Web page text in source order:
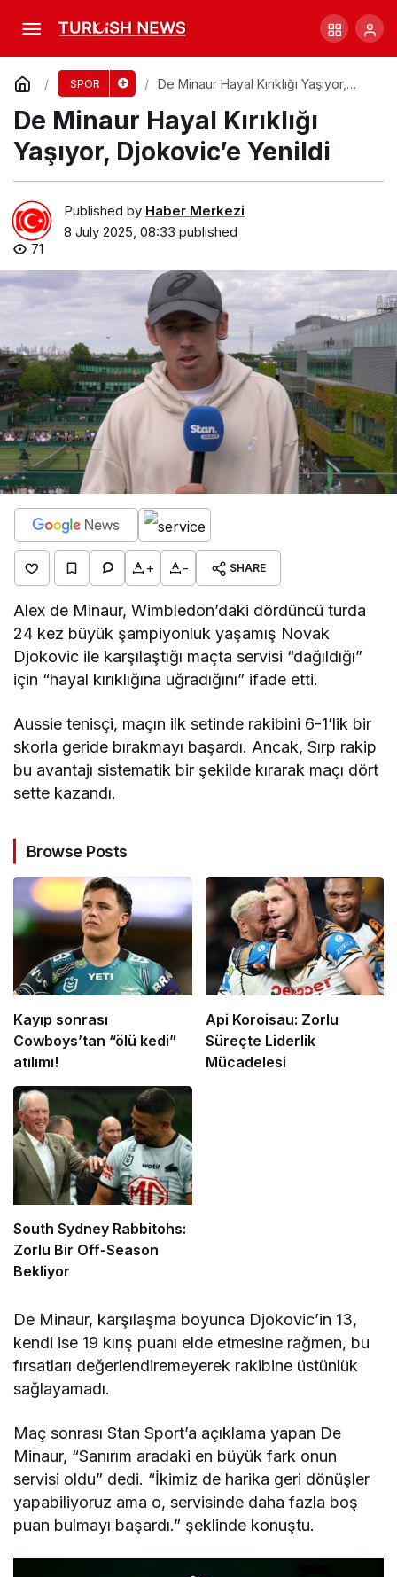
SPOR
De Minaur Hayal Kırıklığı Yaşıyor,
De Minaur Hayal Kırıklığı
Yaşıyor, Djokovic’e Yenildi
Published by Haber Merkezi
8 July 2025, 08:33 published
71
+ - SHARE
Alex de Minaur, Wimbledon’daki dördüncü turda
24 kez büyük şampiyonluk yaşamış Novak
Djokovic ile karşılaştığı maçta servisi “dağıldığı”
için “hayal kırıklığına uğradığını” ifade etti.
Aussie tenisçi, maçın ilk setinde rakibini 6-1’lik bir
skorla geride bırakmayı başardı. Ancak, Sırp rakip
bu avantajı sistematik bir şekilde kırarak maçı dört
sette kazandı.
Browse Posts
Kayıp sonrası
Cowboys’tan “ölü kedi”
atılımı!
Api Koroisau: Zorlu
Süreçte Liderlik
Mücadelesi
South Sydney Rabbitohs:
Zorlu Bir Off-Season
Bekliyor
De Minaur, karşılaşma boyunca Djokovic’in 13,
kendi ise 19 kırış puanı elde etmesine rağmen, bu
fırsatları değerlendiremeyerek rakibine üstünlük
sağlayamadı.
Maç sonrası Stan Sport’a açıklama yapan De
Minaur, “Sanırım aradaki en büyük fark onun
servisi oldu” dedi. “İkimiz de harika geri dönüşler
yapabiliyoruz ama o, servisinde daha fazla boş
puan bulmayı başardı.” şeklinde konuştu.
AFL’de Tartışmalı Skor İncelemesi!
Comment